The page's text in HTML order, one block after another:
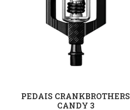
PEDAIS CRANKBROTHERS
CANDY 3